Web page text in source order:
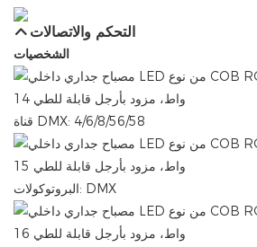
التحكم والاتصالات
الشخصيات
قناة DMX: 4/6/8/56/58
البروتوكولات: DMX